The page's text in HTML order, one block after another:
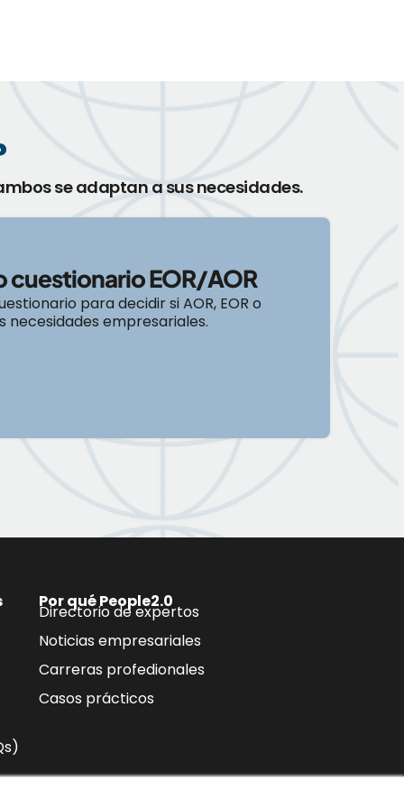
se adaptan a sus necesidades.
cuestionario EOR/AOR
para decidir si AOR, EOR o
necesidades empresariales.
Por qué People2.0
Directorio de expertos
Noticias empresariales
Carreras profedionales
Casos prácticos